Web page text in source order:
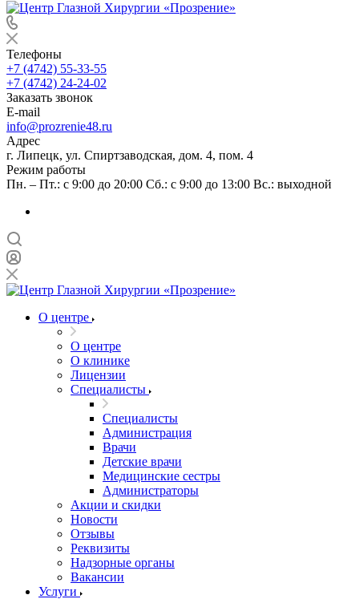
Телефоны
+7 (4742) 55-33-55
+7 (4742) 24-24-02
Заказать звонок
E-mail
info@prozrenie48.ru
Адрес
г. Липецк, ул. Спиртзаводская, дом. 4, пом. 4
Режим работы
Пн. – Пт.: с 9:00 до 20:00 Сб.: с 9:00 до 13:00 Вс.: выходной
О центре
О центре
О клинике
Лицензии
Специалисты
Специалисты
Администрация
Врачи
Детские врачи
Медицинские сестры
Администраторы
Акции и скидки
Новости
Отзывы
Реквизиты
Надзорные органы
Вакансии
Услуги